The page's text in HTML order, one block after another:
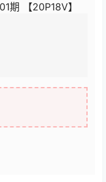
期 【20P18V】